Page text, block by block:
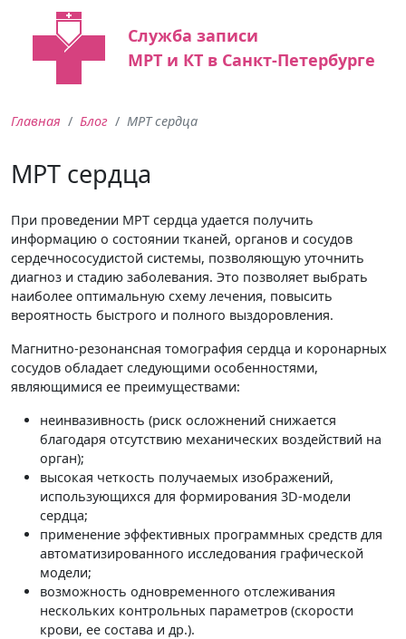
Служба записи
МРТ и КТ в Санкт-Петербурге
Главная Блог МРТ сердца
МРТ сердца
При проведении МРТ сердца удается получить
информацию о состоянии тканей, органов и сосудов
сердечнососудистой системы, позволяющую уточнить
диагноз и стадию заболевания. Это позволяет выбрать
наиболее оптимальную схему лечения, повысить
вероятность быстрого и полного выздоровления.
Магнитно-резонансная томография сердца и коронарных
сосудов обладает следующими особенностями,
являющимися ее преимуществами:
неинвазивность (риск осложнений снижается
благодаря отсутствию механических воздействий на
орган);
высокая четкость получаемых изображений,
использующихся для формирования 3D-модели
сердца;
применение эффективных программных средств для
автоматизированного исследования графической
модели;
возможность одновременного отслеживания
нескольких контрольных параметров (скорости
крови, ее состава и др.).